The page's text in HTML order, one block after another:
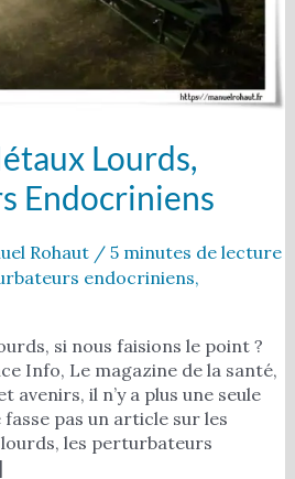
Lourds,
Endocriniens
Rohaut / 5 minutes de lecture
endocriniens,
si nous faisions le point ?
Info, Le magazine de la santé,
avenirs, il n’y a plus une seule
pas un article sur les
les perturbateurs